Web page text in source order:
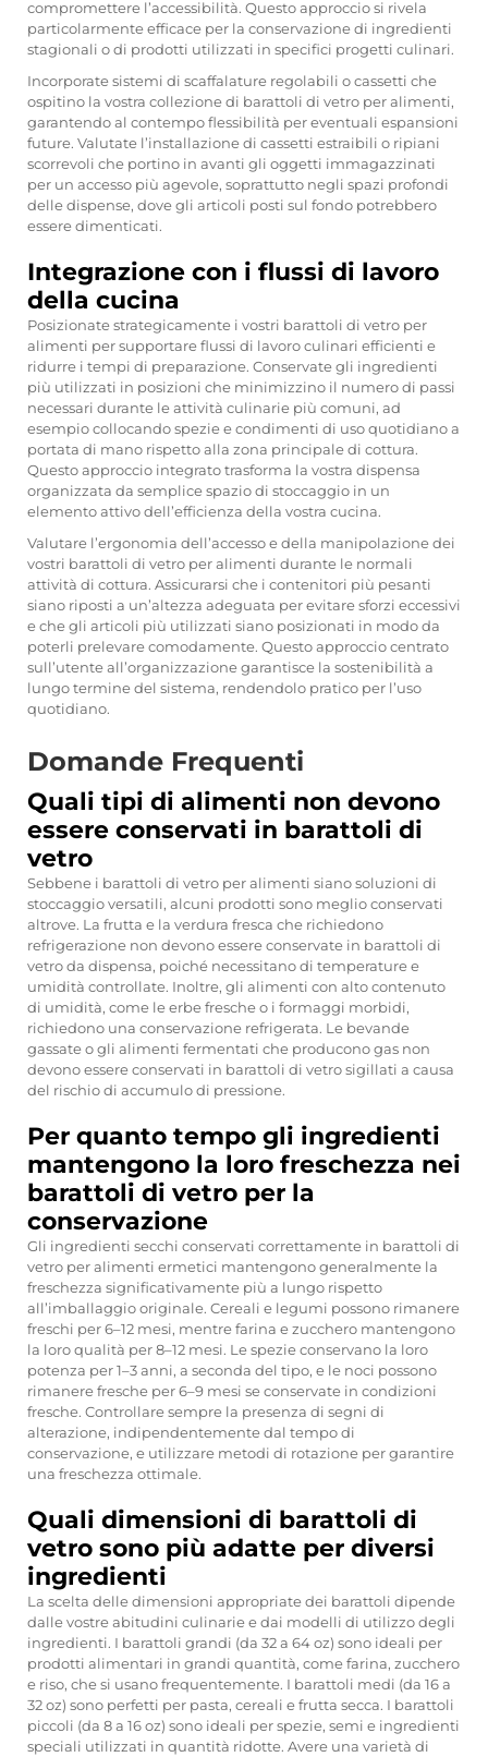
compromettere l’accessibilità. Questo approccio si rivela
particolarmente efficace per la conservazione di ingredienti
stagionali o di prodotti utilizzati in specifici progetti culinari.
Incorporate sistemi di scaffalature regolabili o cassetti che
ospitino la vostra collezione di barattoli di vetro per alimenti,
garantendo al contempo flessibilità per eventuali espansioni
future. Valutate l’installazione di cassetti estraibili o ripiani
scorrevoli che portino in avanti gli oggetti immagazzinati
per un accesso più agevole, soprattutto negli spazi profondi
delle dispense, dove gli articoli posti sul fondo potrebbero
essere dimenticati.
Integrazione con i flussi di lavoro
della cucina
Posizionate strategicamente i vostri barattoli di vetro per
alimenti per supportare flussi di lavoro culinari efficienti e
ridurre i tempi di preparazione. Conservate gli ingredienti
più utilizzati in posizioni che minimizzino il numero di passi
necessari durante le attività culinarie più comuni, ad
esempio collocando spezie e condimenti di uso quotidiano a
portata di mano rispetto alla zona principale di cottura.
Questo approccio integrato trasforma la vostra dispensa
organizzata da semplice spazio di stoccaggio in un
elemento attivo dell’efficienza della vostra cucina.
Valutare l’ergonomia dell’accesso e della manipolazione dei
vostri barattoli di vetro per alimenti durante le normali
attività di cottura. Assicurarsi che i contenitori più pesanti
siano riposti a un’altezza adeguata per evitare sforzi eccessivi
e che gli articoli più utilizzati siano posizionati in modo da
poterli prelevare comodamente. Questo approccio centrato
sull’utente all’organizzazione garantisce la sostenibilità a
lungo termine del sistema, rendendolo pratico per l’uso
quotidiano.
Domande Frequenti
Quali tipi di alimenti non devono
essere conservati in barattoli di
vetro
Sebbene i barattoli di vetro per alimenti siano soluzioni di
stoccaggio versatili, alcuni prodotti sono meglio conservati
altrove. La frutta e la verdura fresca che richiedono
refrigerazione non devono essere conservate in barattoli di
vetro da dispensa, poiché necessitano di temperature e
umidità controllate. Inoltre, gli alimenti con alto contenuto
di umidità, come le erbe fresche o i formaggi morbidi,
richiedono una conservazione refrigerata. Le bevande
gassate o gli alimenti fermentati che producono gas non
devono essere conservati in barattoli di vetro sigillati a causa
del rischio di accumulo di pressione.
Per quanto tempo gli ingredienti
mantengono la loro freschezza nei
barattoli di vetro per la
conservazione
Gli ingredienti secchi conservati correttamente in barattoli di
vetro per alimenti ermetici mantengono generalmente la
freschezza significativamente più a lungo rispetto
all’imballaggio originale. Cereali e legumi possono rimanere
freschi per 6–12 mesi, mentre farina e zucchero mantengono
la loro qualità per 8–12 mesi. Le spezie conservano la loro
potenza per 1–3 anni, a seconda del tipo, e le noci possono
rimanere fresche per 6–9 mesi se conservate in condizioni
fresche. Controllare sempre la presenza di segni di
alterazione, indipendentemente dal tempo di
conservazione, e utilizzare metodi di rotazione per garantire
una freschezza ottimale.
Quali dimensioni di barattoli di
vetro sono più adatte per diversi
ingredienti
La scelta delle dimensioni appropriate dei barattoli dipende
dalle vostre abitudini culinarie e dai modelli di utilizzo degli
ingredienti. I barattoli grandi (da 32 a 64 oz) sono ideali per
prodotti alimentari in grandi quantità, come farina, zucchero
e riso, che si usano frequentemente. I barattoli medi (da 16 a
32 oz) sono perfetti per pasta, cereali e frutta secca. I barattoli
piccoli (da 8 a 16 oz) sono ideali per spezie, semi e ingredienti
speciali utilizzati in quantità ridotte. Avere una varietà di